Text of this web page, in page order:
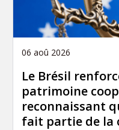
06 aoû 2026
Le Brésil
patrimoine
reconnaissant
fait partie de la